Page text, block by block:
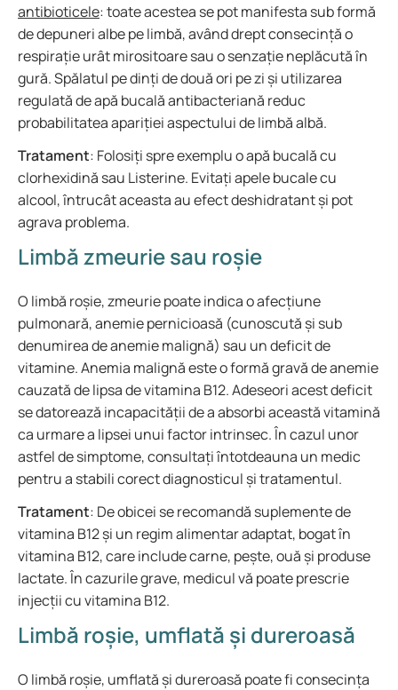
antibioticele: toate acestea se pot manifesta sub formă
de depuneri albe pe limbă, având drept consecință o
respirație urât mirositoare sau o senzație neplăcută în
gură. Spălatul pe dinți de două ori pe zi și utilizarea
regulată de apă bucală antibacteriană reduc
probabilitatea apariției aspectului de limbă albă.
Tratament: Folosiți spre exemplu o apă bucală cu
clorhexidină sau Listerine. Evitați apele bucale cu
alcool, întrucât aceasta au efect deshidratant și pot
agrava problema.
Limbă zmeurie sau roșie
O limbă roșie, zmeurie poate indica o afecțiune
pulmonară, anemie pernicioasă (cunoscută și sub
denumirea de anemie malignă) sau un deficit de
vitamine. Anemia malignă este o formă gravă de anemie
cauzată de lipsa de vitamina B12. Adeseori acest deficit
se datorează incapacității de a absorbi această vitamină
ca urmare a lipsei unui factor intrinsec. În cazul unor
astfel de simptome, consultați întotdeauna un medic
pentru a stabili corect diagnosticul și tratamentul.
Tratament: De obicei se recomandă suplemente de
vitamina B12 și un regim alimentar adaptat, bogat în
vitamina B12, care include carne, pește, ouă și produse
lactate. În cazurile grave, medicul vă poate prescrie
injecții cu vitamina B12.
Limbă roșie, umflată și dureroasă
O limbă roșie, umflată și dureroasă poate fi consecința